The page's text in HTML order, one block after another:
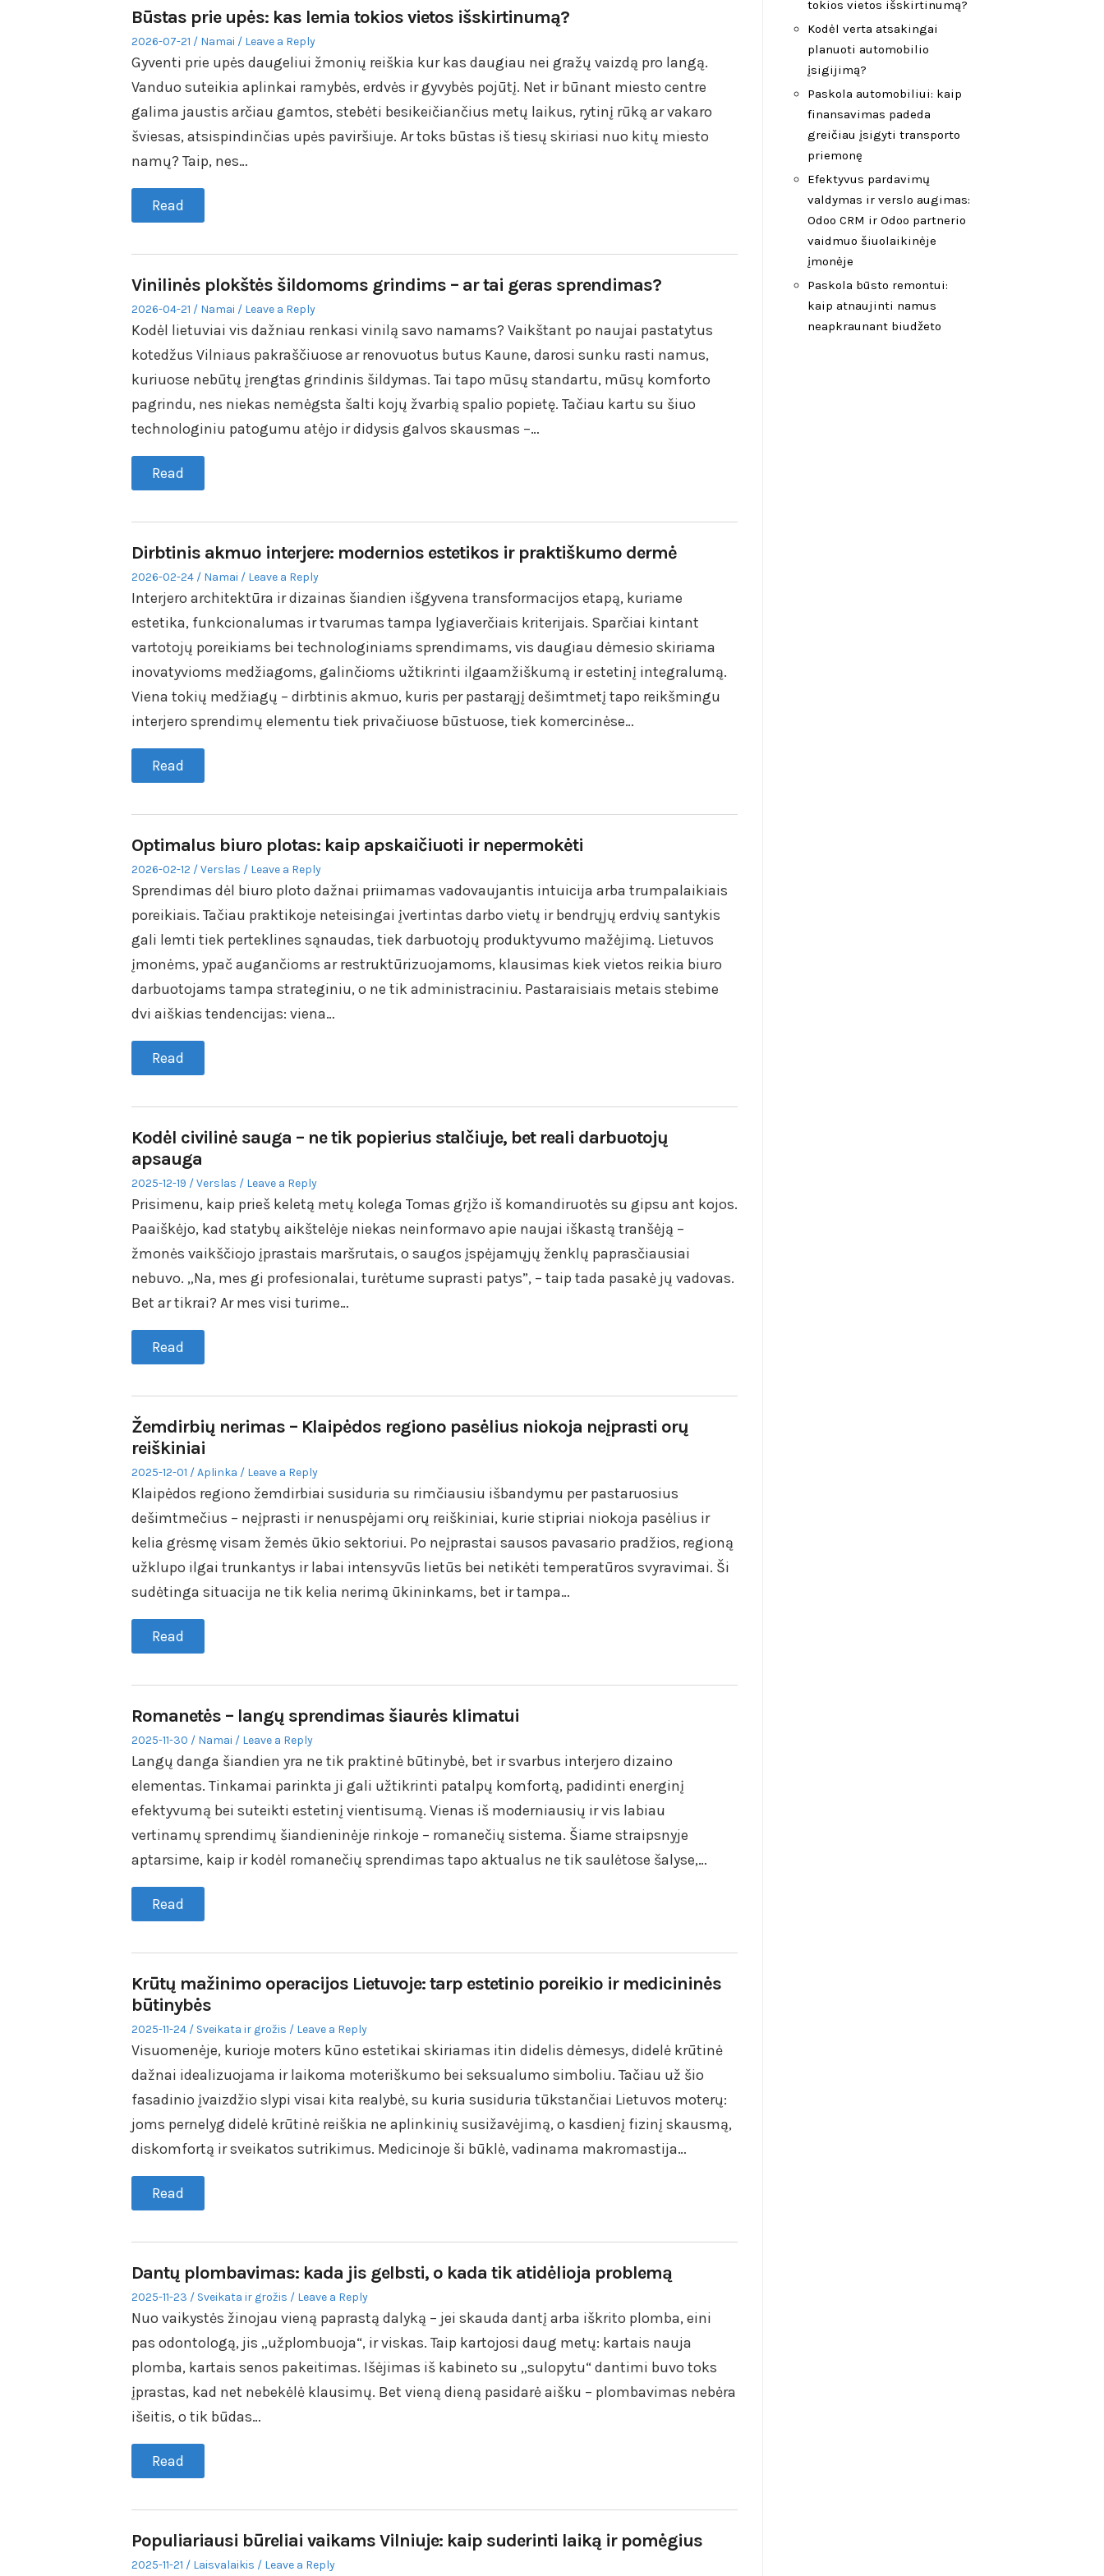
Būstas prie upės: kas lemia tokios vietos išskirtinumą?
Posted
on
2026-07-21
Posted
in
Namai Leave a Reply
Gyventi prie upės daugeliui žmonių reiškia kur kas daugiau nei gražų vaizdą pro langą.
Vanduo suteikia aplinkai ramybės, erdvės ir gyvybės pojūtį. Net ir būnant miesto centre
galima jaustis arčiau gamtos, stebėti besikeičiančius metų laikus, rytinį rūką ar vakaro
šviesas, atsispindinčias upės paviršiuje. Ar toks būstas iš tiesų skiriasi nuo kitų miesto
namų? Taip, nes…
Read
Vinilinės plokštės šildomoms grindims – ar tai geras sprendimas?
Posted
on
2026-04-21
Posted
in
Namai Leave a Reply
Kodėl lietuviai vis dažniau renkasi vinilą savo namams? Vaikštant po naujai pastatytus
kotedžus Vilniaus pakraščiuose ar renovuotus butus Kaune, darosi sunku rasti namus,
kuriuose nebūtų įrengtas grindinis šildymas. Tai tapo mūsų standartu, mūsų komforto
pagrindu, nes niekas nemėgsta šalti kojų žvarbią spalio popietę. Tačiau kartu su šiuo
technologiniu patogumu atėjo ir didysis galvos skausmas –…
Read
Dirbtinis akmuo interjere: modernios estetikos ir praktiškumo dermė
Posted
on
2026-02-24
Posted
in
Namai Leave a Reply
Interjero architektūra ir dizainas šiandien išgyvena transformacijos etapą, kuriame
estetika, funkcionalumas ir tvarumas tampa lygiaverčiais kriterijais. Sparčiai kintant
vartotojų poreikiams bei technologiniams sprendimams, vis daugiau dėmesio skiriama
inovatyvioms medžiagoms, galinčioms užtikrinti ilgaamžiškumą ir estetinį integralumą.
Viena tokių medžiagų – dirbtinis akmuo, kuris per pastarąjį dešimtmetį tapo reikšmingu
interjero sprendimų elementu tiek privačiuose būstuose, tiek komercinėse…
Read
Optimalus biuro plotas: kaip apskaičiuoti ir nepermokėti
Posted
on
2026-02-12
Posted
in
Verslas Leave a Reply
Sprendimas dėl biuro ploto dažnai priimamas vadovaujantis intuicija arba trumpalaikiais
poreikiais. Tačiau praktikoje neteisingai įvertintas darbo vietų ir bendrųjų erdvių santykis
gali lemti tiek perteklines sąnaudas, tiek darbuotojų produktyvumo mažėjimą. Lietuvos
įmonėms, ypač augančioms ar restruktūrizuojamoms, klausimas kiek vietos reikia biuro
darbuotojams tampa strateginiu, o ne tik administraciniu. Pastaraisiais metais stebime
dvi aiškias tendencijas: viena…
Read
Kodėl civilinė sauga – ne tik popierius stalčiuje, bet reali darbuotojų
apsauga
Posted
on
2025-12-19
Posted
in
Verslas Leave a Reply
Prisimenu, kaip prieš keletą metų kolega Tomas grįžo iš komandiruotės su gipsu ant kojos.
Paaiškėjo, kad statybų aikštelėje niekas neinformavo apie naujai iškastą tranšėją –
žmonės vaikščiojo įprastais maršrutais, o saugos įspėjamųjų ženklų paprasčiausiai
nebuvo. „Na, mes gi profesionalai, turėtume suprasti patys”, – taip tada pasakė jų vadovas.
Bet ar tikrai? Ar mes visi turime…
Read
Žemdirbių nerimas – Klaipėdos regiono pasėlius niokoja neįprasti orų
reiškiniai
Posted
on
2025-12-01
Posted
in
Aplinka Leave a Reply
Klaipėdos regiono žemdirbiai susiduria su rimčiausiu išbandymu per pastaruosius
dešimtmečius – neįprasti ir nenuspėjami orų reiškiniai, kurie stipriai niokoja pasėlius ir
kelia grėsmę visam žemės ūkio sektoriui. Po neįprastai sausos pavasario pradžios, regioną
užklupo ilgai trunkantys ir labai intensyvūs lietūs bei netikėti temperatūros svyravimai. Ši
sudėtinga situacija ne tik kelia nerimą ūkininkams, bet ir tampa…
Read
Romanetės – langų sprendimas šiaurės klimatui
Posted
on
2025-11-30
Posted
in
Namai Leave a Reply
Langų danga šiandien yra ne tik praktinė būtinybė, bet ir svarbus interjero dizaino
elementas. Tinkamai parinkta ji gali užtikrinti patalpų komfortą, padidinti energinį
efektyvumą bei suteikti estetinį vientisumą. Vienas iš moderniausių ir vis labiau
vertinamų sprendimų šiandieninėje rinkoje – romanečių sistema. Šiame straipsnyje
aptarsime, kaip ir kodėl romanečių sprendimas tapo aktualus ne tik saulėtose šalyse,…
Read
Krūtų mažinimo operacijos Lietuvoje: tarp estetinio poreikio ir medicininės
būtinybės
Posted
on
2025-11-24
Posted
in
Sveikata ir grožis Leave a Reply
Visuomenėje, kurioje moters kūno estetikai skiriamas itin didelis dėmesys, didelė krūtinė
dažnai idealizuojama ir laikoma moteriškumo bei seksualumo simboliu. Tačiau už šio
fasadinio įvaizdžio slypi visai kita realybė, su kuria susiduria tūkstančiai Lietuvos moterų:
joms pernelyg didelė krūtinė reiškia ne aplinkinių susižavėjimą, o kasdienį fizinį skausmą,
diskomfortą ir sveikatos sutrikimus. Medicinoje ši būklė, vadinama makromastija…
Read
Dantų plombavimas: kada jis gelbsti, o kada tik atidėlioja problemą
Posted
on
2025-11-23
Posted
in
Sveikata ir grožis Leave a Reply
Nuo vaikystės žinojau vieną paprastą dalyką – jei skauda dantį arba iškrito plomba, eini
pas odontologą, jis „užplombuoja“, ir viskas. Taip kartojosi daug metų: kartais nauja
plomba, kartais senos pakeitimas. Išėjimas iš kabineto su „sulopytu“ dantimi buvo toks
įprastas, kad net nebekėlė klausimų. Bet vieną dieną pasidarė aišku – plombavimas nebėra
išeitis, o tik būdas…
Read
Populiariausi būreliai vaikams Vilniuje: kaip suderinti laiką ir pomėgius
Posted
2025-11-21
Posted
Laisvalaikis Leave a Reply
tokios vietos išskirtinumą?
Kodėl verta atsakingai
planuoti automobilio
įsigijimą?
Paskola automobiliui: kaip
finansavimas padeda
greičiau įsigyti transporto
priemonę
Efektyvus pardavimų
valdymas ir verslo augimas:
Odoo CRM ir Odoo partnerio
vaidmuo šiuolaikinėje
įmonėje
Paskola būsto remontui:
kaip atnaujinti namus
neapkraunant biudžeto